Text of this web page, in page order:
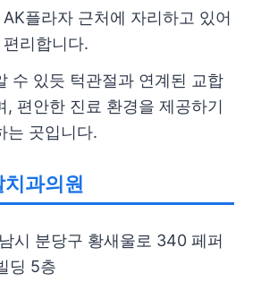
플라자 근처에 자리하고 있어
편리합니다.
수 있듯 턱관절과 연계된 교합
, 편안한 진료 환경을 제공하기
는 곳입니다.
과의원
시 분당구 황새울로 340 페퍼
딩 5층